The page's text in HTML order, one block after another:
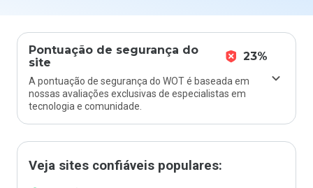
Pontuação de segurança do
site
23%
A pontuação de segurança do WOT é baseada em
nossas avaliações exclusivas de especialistas em
tecnologia e comunidade.
Veja sites confiáveis populares: